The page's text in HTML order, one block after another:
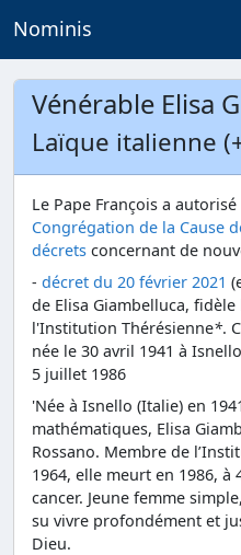
Nominis
Vénérable Elisa
Laïque italienne
Le Pape François a autorisé
Congrégation de la Cause
décrets concernant de
- décret du 20 février 2021
de Elisa Giambelluca,
l'Institution Thérésienne*.
née le 30 avril 1941 à
5 juillet 1986
'Née à Isnello (Italie) en
mathématiques, Elisa
Rossano. Membre de
1964, elle meurt en 1986, à
cancer. Jeune femme
su vivre profondément et
Dieu.